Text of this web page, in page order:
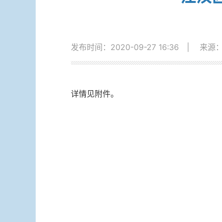
发布时间：2020-09-27 16:36 来源
详情见附件。